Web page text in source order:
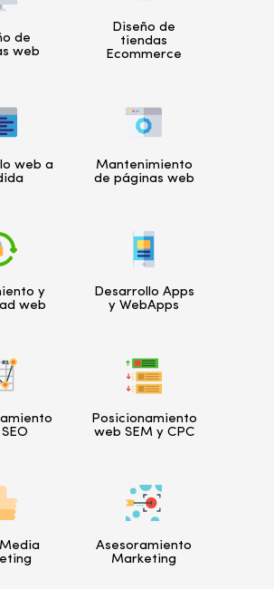
de
web
Diseño de
tiendas
Ecommerce
web a
Mantenimiento
de páginas web
y
web
Desarrollo Apps
y WebApps
Posicionamiento
web SEM y CPC
Asesoramiento
Marketing